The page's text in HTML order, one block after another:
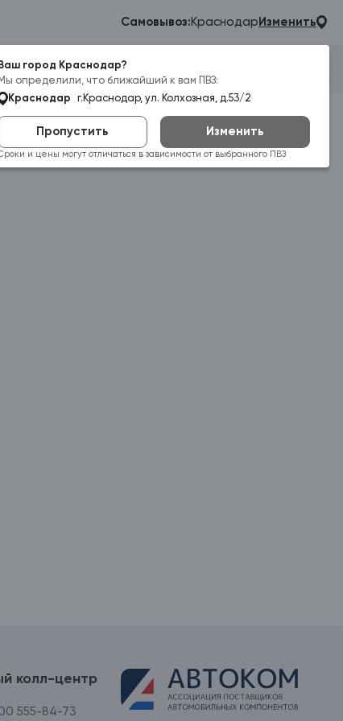
Самовывоз: Краснодар Изменить
Ваш город Краснодар?
Мы определили, что ближайший к вам ПВЗ:
Краснодар
г.Краснодар, ул. Колхозная, д.53/2
Пропустить Изменить
и цены могут отличаться в зависимости от выбранного ПВЗ
Гараж
колл-центр
555-84-73